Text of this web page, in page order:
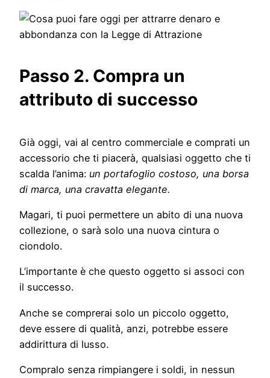
Passo 2. Compra un
attributo di successo
Già oggi, vai al centro commerciale e comprati un
accessorio che ti piacerà, qualsiasi oggetto che ti
scalda l’anima: un portafoglio costoso, una borsa
di marca, una cravatta elegante.
Magari, ti puoi permettere un abito di una nuova
collezione, o sarà solo una nuova cintura o
ciondolo.
L’importante è che questo oggetto si associ con
il successo.
Anche se comprerai solo un piccolo oggetto,
deve essere di qualità, anzi, potrebbe essere
addirittura di lusso.
Compralo senza rimpiangere i soldi, in nessun